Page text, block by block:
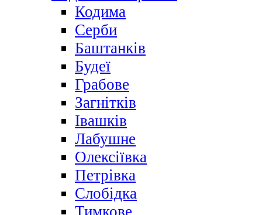
Кодима
Серби
Баштанків
Будеї
Грабове
Загнітків
Івашків
Лабушне
Олексіївка
Петрівка
Слобідка